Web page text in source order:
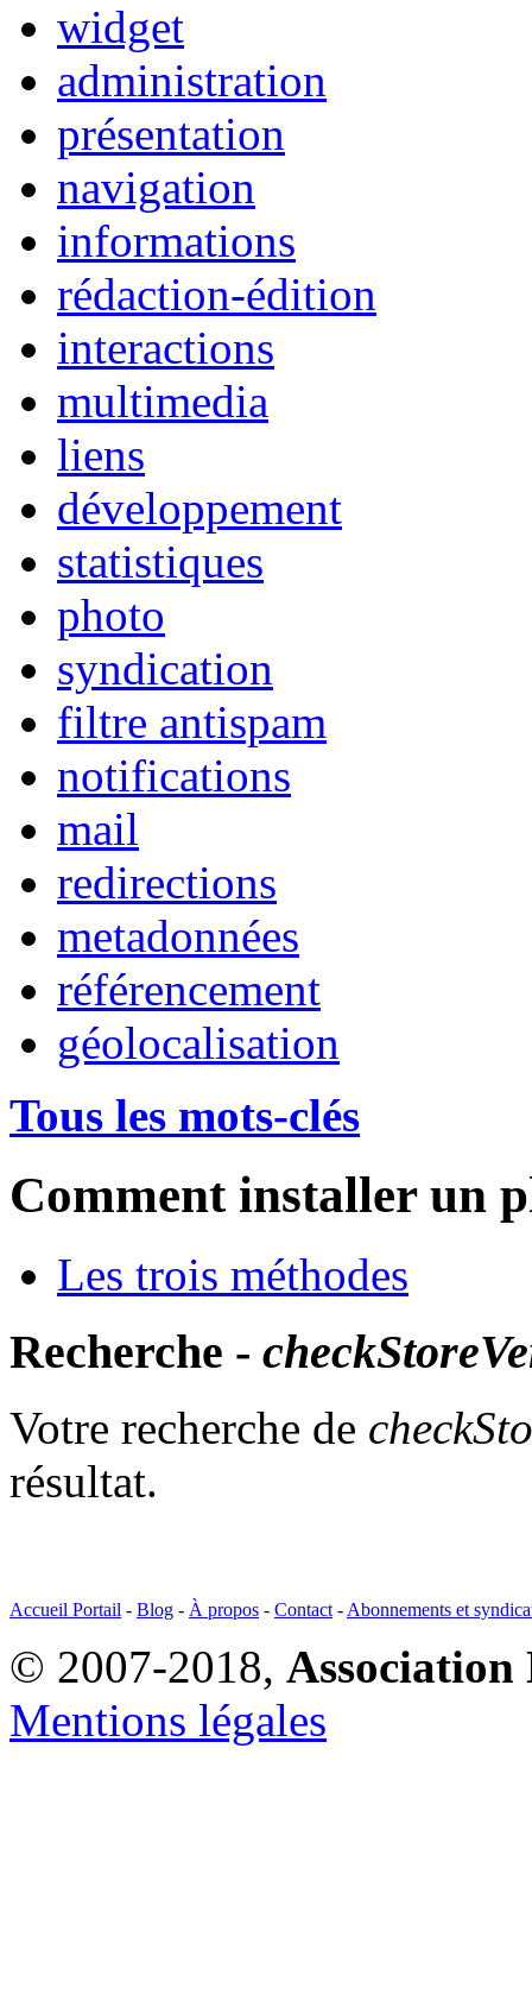
widget
administration
présentation
navigation
informations
rédaction-édition
interactions
multimedia
liens
développement
statistiques
photo
syndication
filtre antispam
notifications
mail
redirections
metadonnées
référencement
géolocalisation
Tous les mots-clés
Comment installer un
Les trois méthodes
Recherche -
Votre recherche de
résultat.
Accueil Portail - Blog - À propos - Contact - Abonnements et
© 2007-2018, Association
Mentions légales